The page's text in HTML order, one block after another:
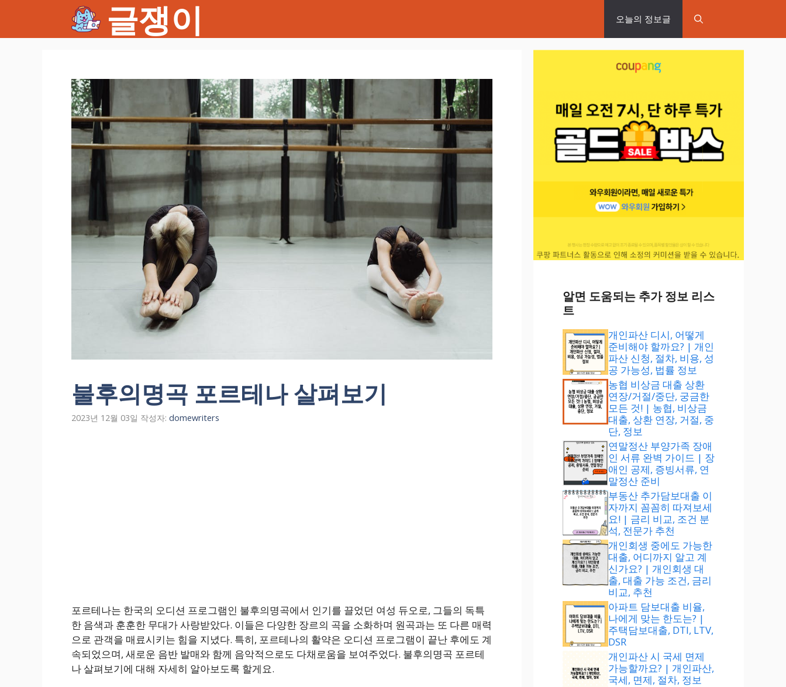
츠
글쟁이 오늘의 정보글
불후의명곡 포르테나 살펴보기
2023년 12월 03일 작성자: domewriters
포르테나는 한국의 오디션 프로그램인 불후의명곡에서 인기를 끌었던 여성 듀오로, 그들의 독특
한 음색과 훈훈한 무대가 사랑받았다. 이들은 다양한 장르의 곡을 소화하며 원곡과는 또 다른 매력
으로 관객을 매료시키는 힘을 지녔다. 특히, 포르테나의 활약은 오디션 프로그램이 끝난 후에도 계
속되었으며, 새로운 음반 발매와 함께 음악적으로도 다채로움을 보여주었다. 불후의명곡 포르테
나 살펴보기에 대해 자세히 알아보도록 할게요.
알면 도움되는 추가 정보 리스
트
개인파산 디시, 어떻게
준비해야 할까요? | 개인
파산 신청, 절차, 비용, 성
공 가능성, 법률 정보
농협 비상금 대출 상환
연장/거절/중단, 궁금한
모든 것! | 농협, 비상금
대출, 상환 연장, 거절, 중
단, 정보
연말정산 부양가족 장애
인 서류 완벽 가이드 | 장
애인 공제, 증빙서류, 연
말정산 준비
부동산 추가담보대출 이
자까지 꼼꼼히 따져보세
요! | 금리 비교, 조건 분
석, 전문가 추천
개인회생 중에도 가능한
대출, 어디까지 알고 계
신가요? | 개인회생 대
출, 대출 가능 조건, 금리
비교, 추천
아파트 담보대출 비율,
나에게 맞는 한도는? |
주택담보대출, DTI, LTV,
DSR
개인파산 시 국세 면제
가능할까요? | 개인파산,
국세, 면제, 절차, 정보